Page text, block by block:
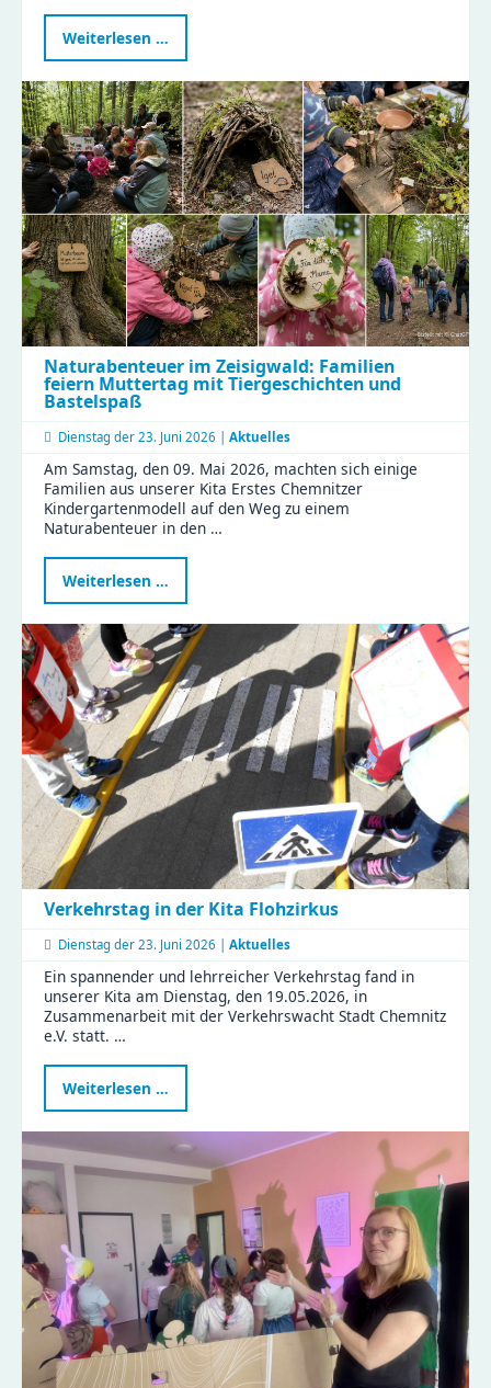
Weiterlesen …
Teamtag
Küche:
Gemeinsam
für
gesunde
Ernährung
und
effiziente
Abläufe!
Naturabenteuer im Zeisigwald: Familien
feiern Muttertag mit Tiergeschichten und
Bastelspaß
Dienstag der 23. Juni 2026 | Aktuelles
Am Samstag, den 09. Mai 2026, machten sich einige
Familien aus unserer Kita Erstes Chemnitzer
Kindergartenmodell auf den Weg zu einem
Naturabenteuer in den …
Weiterlesen …
im
Zeisigwald:
Familien
feiern
Muttertag
mit
Tiergeschichten
und
Bastelspaß
Verkehrstag in der Kita Flohzirkus
Dienstag der 23. Juni 2026 | Aktuelles
Ein spannender und lehrreicher Verkehrstag fand in
unserer Kita am Dienstag, den 19.05.2026, in
Zusammenarbeit mit der Verkehrswacht Stadt Chemnitz
e.V. statt. …
Weiterlesen …
in
der
Kita
Flohzirkus